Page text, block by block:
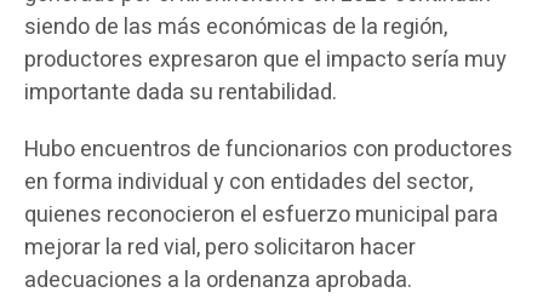
siendo de las más económicas de la región,
productores expresaron que el impacto sería muy
importante dada su rentabilidad.
Hubo encuentros de funcionarios con productores
en forma individual y con entidades del sector,
quienes reconocieron el esfuerzo municipal para
mejorar la red vial, pero solicitaron hacer
adecuaciones a la ordenanza aprobada.